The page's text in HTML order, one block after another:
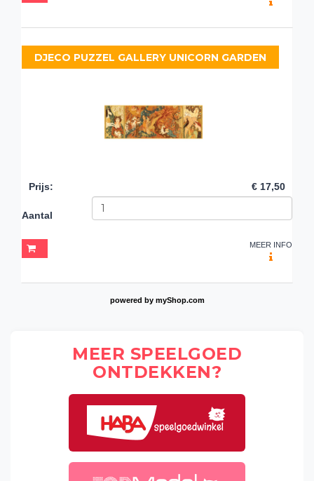
DJECO PUZZEL GALLERY UNICORN GARDEN
Prijs: € 17,50
Aantal
MEER INFO
powered by myShop.com
MEER SPEELGOED
ONTDEKKEN?